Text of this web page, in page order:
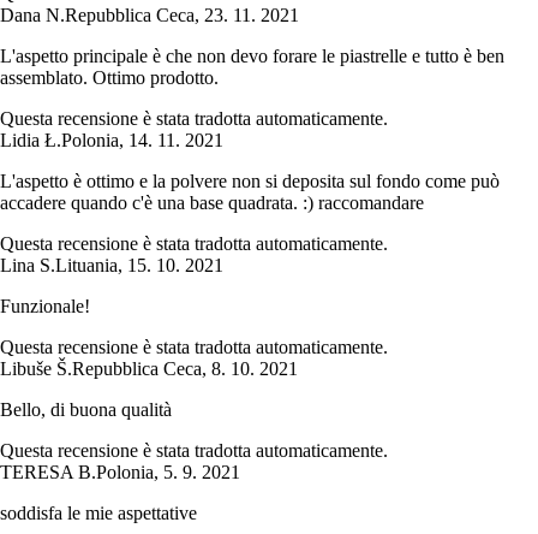
Dana N.Repubblica Ceca, 23. 11. 2021
L'aspetto principale è che non devo forare le piastrelle e tutto è ben
assemblato. Ottimo prodotto.
Questa recensione è stata tradotta automaticamente.
Lidia Ł.Polonia, 14. 11. 2021
L'aspetto è ottimo e la polvere non si deposita sul fondo come può
accadere quando c'è una base quadrata. :) raccomandare
Questa recensione è stata tradotta automaticamente.
Lina S.Lituania, 15. 10. 2021
Funzionale!
Questa recensione è stata tradotta automaticamente.
Libuše Š.Repubblica Ceca, 8. 10. 2021
Bello, di buona qualità
Questa recensione è stata tradotta automaticamente.
TERESA B.Polonia, 5. 9. 2021
soddisfa le mie aspettative